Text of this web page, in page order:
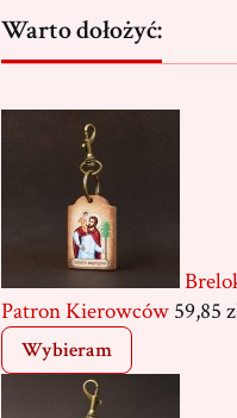
Warto dołożyć:
Patron Kierowców 59,85
Wybieram